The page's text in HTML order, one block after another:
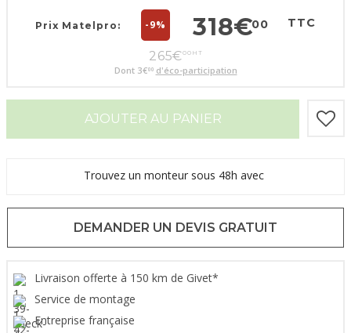
Prix Matelpro: -9% 318€00 TTC
265€00 HT
Dont 3€00 d'éco-participation
AJOUTER AU PANIER
Trouvez un monteur sous 48h avec
DEMANDER UN DEVIS GRATUIT
Livraison offerte à 150 km de Givet*
Service de montage
Entreprise française